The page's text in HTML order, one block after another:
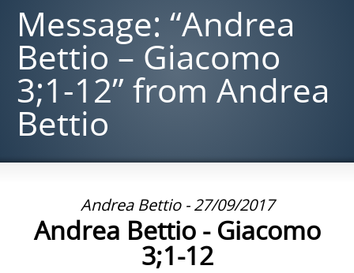
Message: “Andrea
Bettio – Giacomo
3;1-12” from Andrea
Bettio
Andrea Bettio - 27/09/2017
Andrea Bettio - Giacomo
3;1-12